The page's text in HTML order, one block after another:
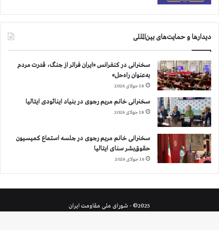
دیدارها و حمایت‌های بین‌المللی
سخنرانی در کنفرانس «ایران فراتر از جنگ، قدرت مردم
به‌عنوان راه‌حل»
18 جولای 2026
سخنرانی خانم مریم رجوی در بنیاد اینائودی ایتالیا
18 جولای 2026
سخنرانی خانم مریم رجوی در جلسه استماع کمیسیون
حقوق‌بشر سنای ایتالیا
16 جولای 2026
2025© - شورای ملی مقاومت ایران